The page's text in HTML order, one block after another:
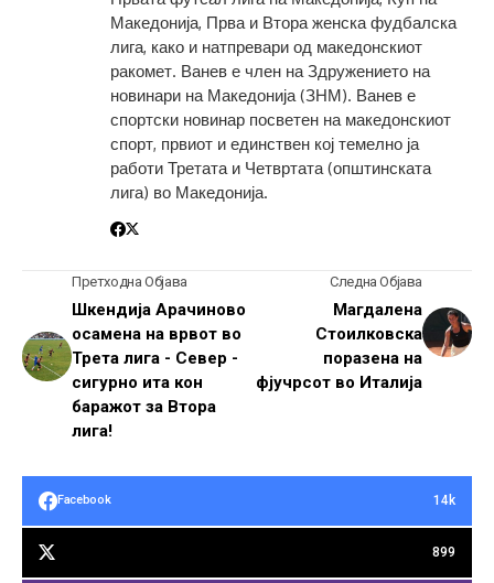
Македонија, Прва и Втора женска фудбалска
лига, како и натпревари од македонскиот
ракомет. Ванев е член на Здружението на
новинари на Македонија (ЗНМ). Ванев е
спортски новинар посветен на македонскиот
спорт, првиот и единствен кој темелно ја
работи Третата и Четвртата (општинската
лига) во Македонија.
Претходна Објава
Шкендија Арачиново
осамена на врвот во
Трета лига - Север -
сигурно ита кон
баражот за Втора
лига!
Следна Објава
Магдалена
Стоилковска
поразена на
фјучрсот во Италија
Facebook 14k
899